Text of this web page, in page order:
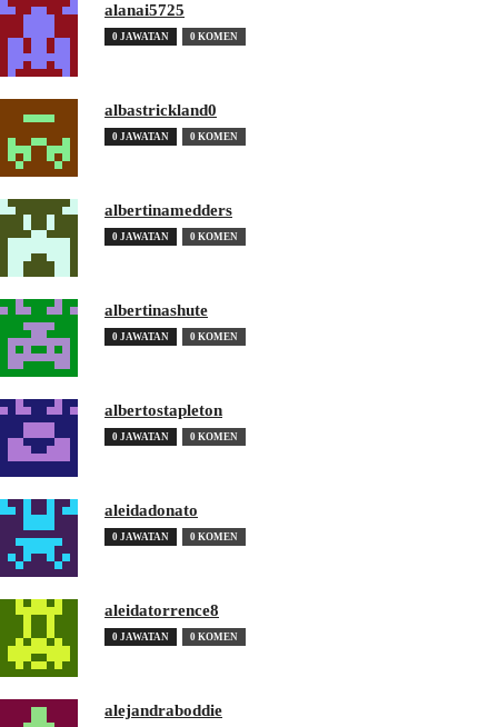
alanai5725
0 JAWATAN 0 KOMEN
albastrickland0
0 JAWATAN 0 KOMEN
albertinamedders
0 JAWATAN 0 KOMEN
albertinashute
0 JAWATAN 0 KOMEN
albertostapleton
0 JAWATAN 0 KOMEN
aleidadonato
0 JAWATAN 0 KOMEN
aleidatorrence8
0 JAWATAN 0 KOMEN
alejandraboddie